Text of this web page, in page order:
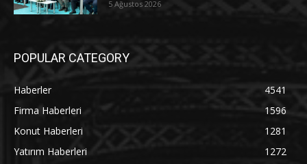
5 Ağustos 2026
POPULAR CATEGORY
Haberler
4541
Firma Haberleri
1596
Konut Haberleri
1281
Yatırım Haberleri
1272